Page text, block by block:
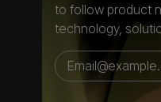
to follow product
technology,